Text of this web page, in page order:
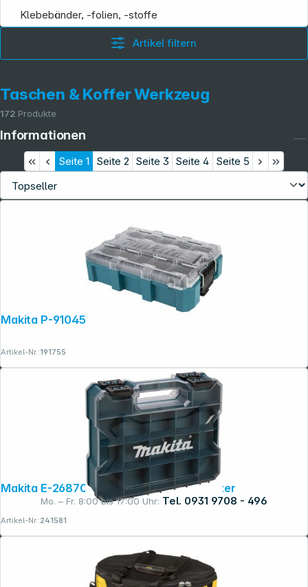
Mo. – Fr. 8:00 bis 17:00 Uhr: Tel. 0931 9708 - 496
Klebebänder, -folien, -stoffe
Artikel filtern
Taschen & Koffer Werkzeug
172 Produkte
Seite 1 Seite 2 Seite 3 Seite 4 Seite 5
Makita P-91045 MAKTRAK Organizer tief
Artikel-Nr.:191755
Makita E-26870 Transportkoffer Organizer
Artikel-Nr.:241581
Informationen